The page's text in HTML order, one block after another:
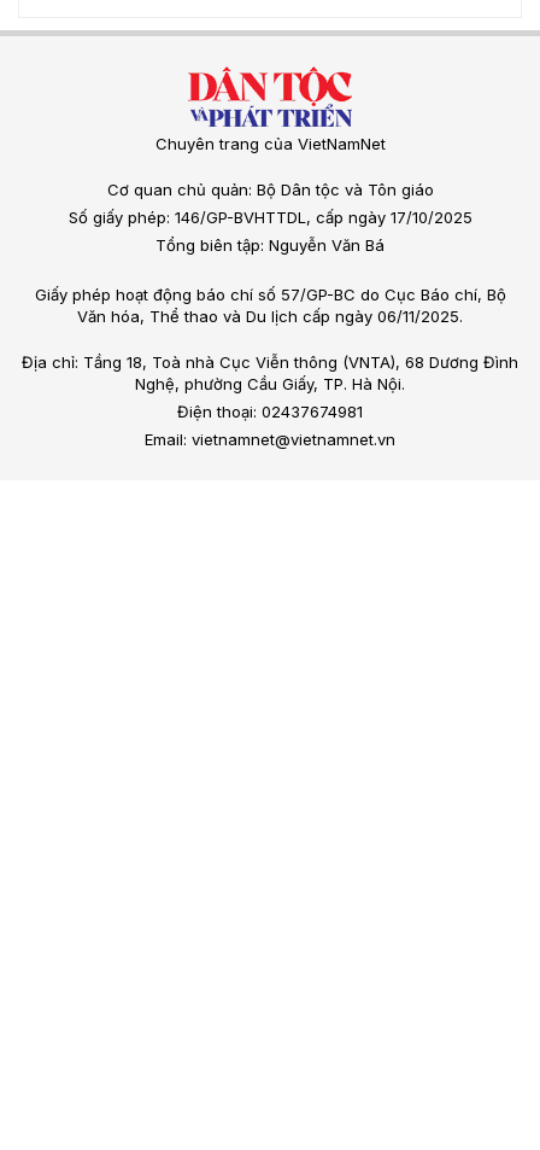
Chuyên trang của VietNamNet
Cơ quan chủ quản: Bộ Dân tộc và Tôn giáo
Số giấy phép: 146/GP-BVHTTDL, cấp ngày 17/10/2025
Tổng biên tập: Nguyễn Văn Bá
Giấy phép hoạt động báo chí số 57/GP-BC do Cục Báo chí, Bộ
Văn hóa, Thể thao và Du lịch cấp ngày 06/11/2025.
Địa chỉ: Tầng 18, Toà nhà Cục Viễn thông (VNTA), 68 Dương Đình
Nghệ, phường Cầu Giấy, TP. Hà Nội.
Điện thoại: 02437674981
Email: vietnamnet@vietnamnet.vn